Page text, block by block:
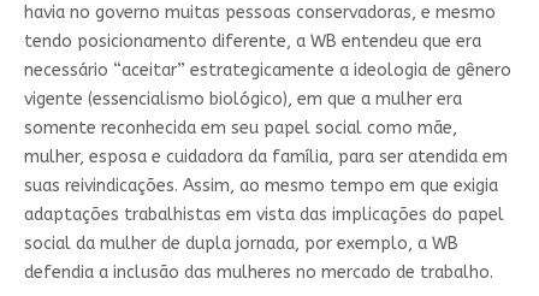
havia no governo muitas pessoas conservadoras, e mesmo
tendo posicionamento diferente, a WB entendeu que era
necessário “aceitar” estrategicamente a ideologia de gênero
vigente (essencialismo biológico), em que a mulher era
somente reconhecida em seu papel social como mãe,
mulher, esposa e cuidadora da família, para ser atendida em
suas reivindicações. Assim, ao mesmo tempo em que exigia
adaptações trabalhistas em vista das implicações do papel
social da mulher de dupla jornada, por exemplo, a WB
defendia a inclusão das mulheres no mercado de trabalho.